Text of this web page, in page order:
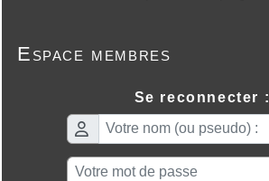
Espace membres
Se reconnecter :